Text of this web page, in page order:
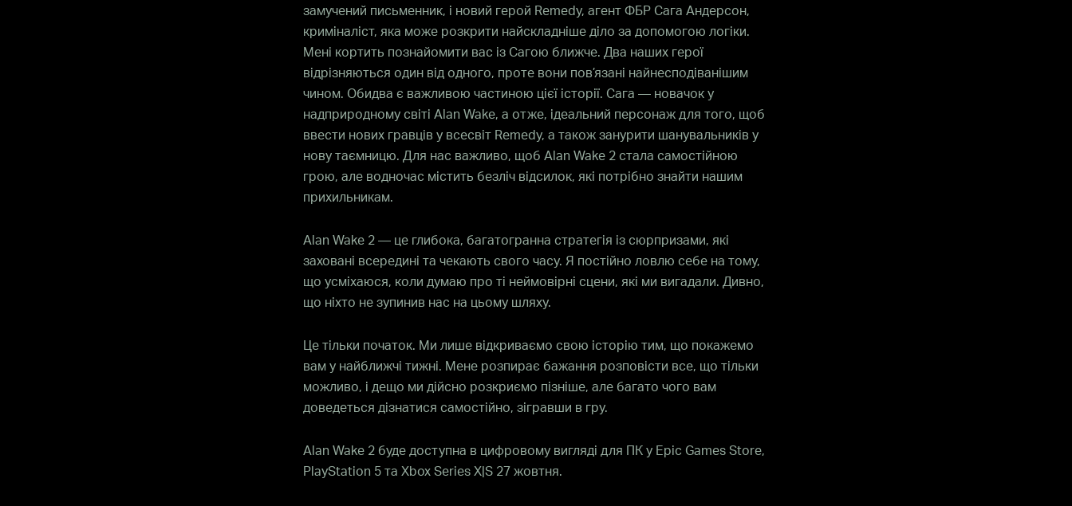
замучений письменник, і новий герой Remedy, агент ФБР Сага Андерсон,
криміналіст, яка може розкрити найскладніше діло за допомогою логіки.
Мені кортить познайомити вас із Сагою ближче. Два наших герої
відрізняються один від одного, проте вони пов’язані найнесподіванішим
чином. Обидва є важливою частиною цієї історії. Сага — новачок у
надприродному світі Alan Wake, а отже, ідеальний персонаж для того, щоб
ввести нових гравців у всесвіт Remedy, а також занурити шанувальників у
нову таємницю. Для нас важливо, щоб Alan Wake 2 стала самостійною
грою, але водночас містить безліч відсилок, які потрібно знайти нашим
прихильникам.
Alan Wake 2 — це глибока, багатогранна стратегія із сюрпризами, які
заховані всередині та чекають свого часу. Я постійно ловлю себе на тому,
що усміхаюся, коли думаю про ті неймовірні сцени, які ми вигадали. Дивно,
що ніхто не зупинив нас на цьому шляху.
Це тільки початок. Ми лише відкриваємо свою історію тим, що покажемо
вам у найближчі тижні. Мене розпирає бажання розповісти все, що тільки
можливо, і дещо ми дійсно розкриємо пізніше, але багато чого вам
доведеться дізнатися самостійно, зігравши в гру.
Alan Wake 2 буде доступна в цифровому вигляді для ПК у Epic Games Store,
PlayStation 5 та Xbox Series X|S 27 жовтня.